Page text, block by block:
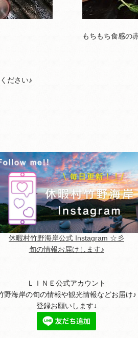
もちもち食感の
ださい♪
休暇村竹野海岸公式 Instagram ☆彡
旬の情報お届けします♪
ＬＩＮＥ公式アカウント
野海岸の旬の情報や観光情報などお届け♪
登録お願いします↓